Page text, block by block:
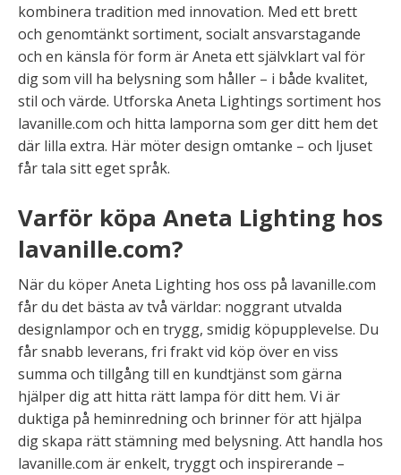
kombinera tradition med innovation. Med ett brett
och genomtänkt sortiment, socialt ansvarstagande
och en känsla för form är Aneta ett självklart val för
dig som vill ha belysning som håller – i både kvalitet,
stil och värde. Utforska Aneta Lightings sortiment hos
lavanille.com och hitta lamporna som ger ditt hem det
där lilla extra. Här möter design omtanke – och ljuset
får tala sitt eget språk.
Varför köpa Aneta Lighting hos
lavanille.com?
När du köper Aneta Lighting hos oss på lavanille.com
får du det bästa av två världar: noggrant utvalda
designlampor och en trygg, smidig köpupplevelse. Du
får snabb leverans, fri frakt vid köp över en viss
summa och tillgång till en kundtjänst som gärna
hjälper dig att hitta rätt lampa för ditt hem. Vi är
duktiga på heminredning och brinner för att hjälpa
dig skapa rätt stämning med belysning. Att handla hos
lavanille.com är enkelt, tryggt och inspirerande –